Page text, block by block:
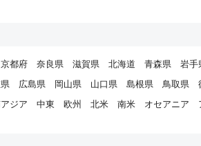
京都府 奈良県 滋賀県 北海道 青森県 岩手
広島県 岡山県 山口県 島根県 鳥取県
ジア 中東 欧州 北米 南米 オセアニア